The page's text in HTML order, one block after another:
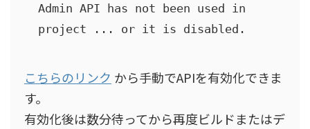
Admin API has not been used in
こちらのリンク から手動でAPIを有効化できま
す。
有効化後は数分待ってから再度ビルドまたはデ